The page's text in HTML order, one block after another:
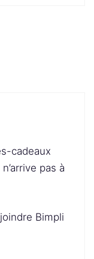
cadeaux
pas à
Bimpli